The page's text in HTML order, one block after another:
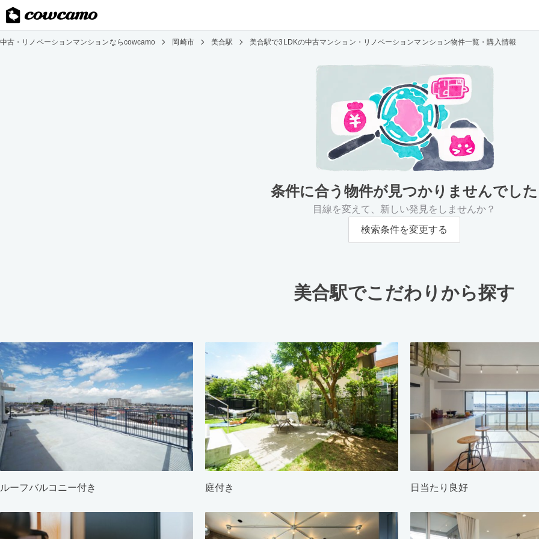
中古・リノベーションマンションならcowcamo 岡崎市 美合駅 美合駅で3LDKの中古マンション・リノベーションマンション物件一覧・購入情報
条件に合う物件が見つかりませんでした
目線を変えて、新しい発見をしませんか？
検索条件を変更する
美合駅でこだわりから探す
ルーフバルコニー付き 庭付き 日当たり良好